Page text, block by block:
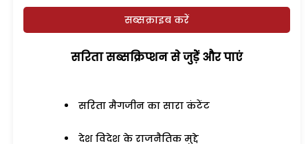
सब्सक्राइब करें
सरिता सब्सक्रिप्शन से जुड़ेें और पाएं
सरिता मैगजीन का सारा कंटेंट
देश विदेश के राजनैतिक मुद्दे